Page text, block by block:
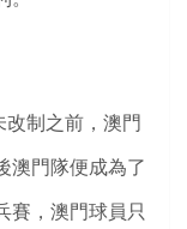
制之前，澳門
澳門隊便成為了
賽，澳門球員只